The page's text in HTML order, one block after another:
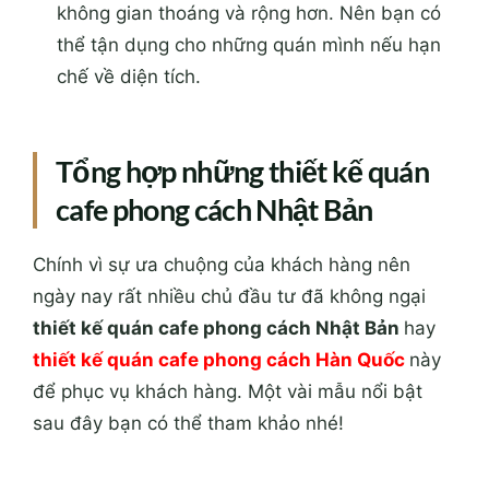
không gian thoáng và rộng hơn. Nên bạn có
thể tận dụng cho những quán mình nếu hạn
chế về diện tích.
Tổng hợp những thiết kế quán
cafe phong cách Nhật Bản
Chính vì sự ưa chuộng của khách hàng nên
ngày nay rất nhiều chủ đầu tư đã không ngại
thiết kế quán cafe phong cách Nhật Bản hay
thiết kế quán cafe phong cách Hàn Quốc này
để phục vụ khách hàng. Một vài mẫu nổi bật
sau đây bạn có thể tham khảo nhé!